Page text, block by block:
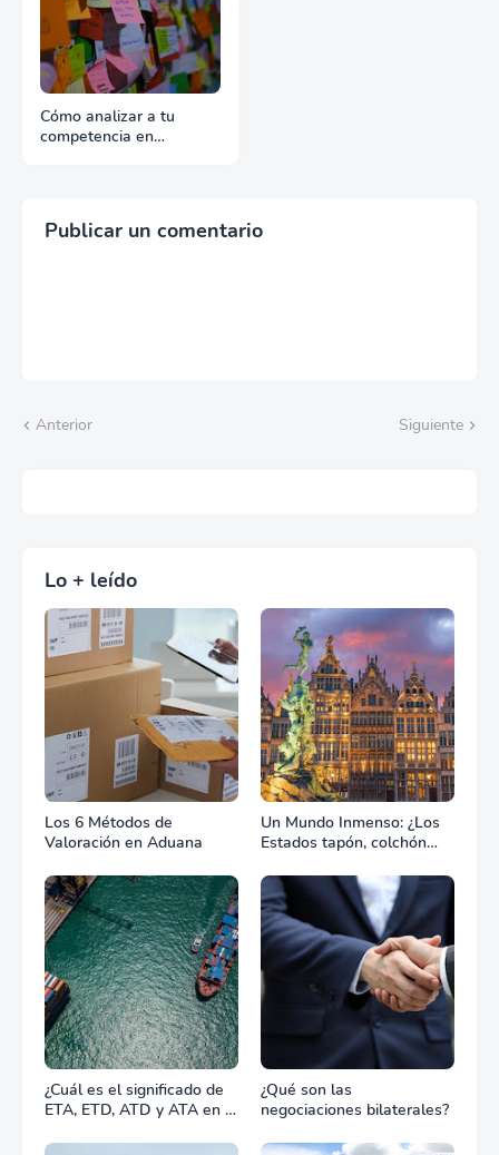
Cómo analizar a tu
competencia en
Publicar un comentario
Anterior Siguiente
Lo + leído
Los 6 Métodos de
Valoración en Aduana
Un Mundo Inmenso: ¿Los
Estados tapón, colchón
combate?
¿Cuál es el significado de
ETA, ETD, ATD y ATA en el
¿Qué son las
negociaciones bilaterales?